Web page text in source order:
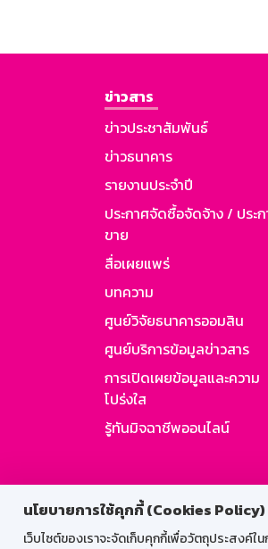
นโยบายการใช้คุกกี้ (Cookies Policy)
เว็บไซต์ของเราจะจัดเก็บคุกกี้เพื่อวัตถุประสงค์
ข่าวสาร
ข่าวประชาสัมพันธ์
ข่าวธนาคาร
รายงานประจำปี
ประกาศจัดซื้อจัดจ้าง / ประ
ขาย
สื่อเผยแพร่
บทความ
ศูนย์วิจัยธนาคารออมสิน
ศูนย์บริการข้อมูลข่าวสาร
การเปิดเผยข้อมูลและความ
โปร่งใส
รู้ทันมิจฉาชีพออนไลน์